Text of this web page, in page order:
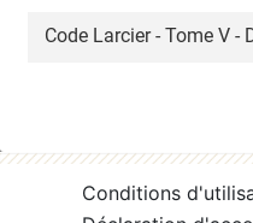
Code Larcier - Tome V
Conditions